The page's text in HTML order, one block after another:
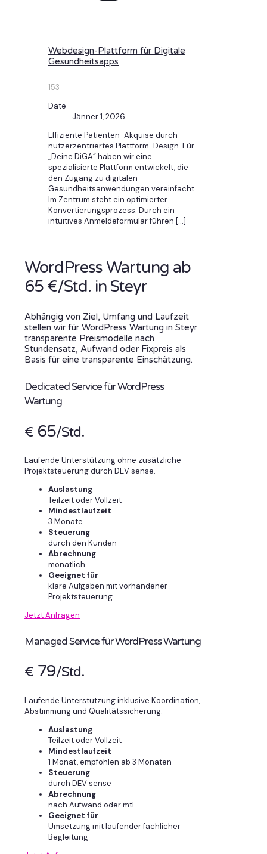
Webdesign-Plattform für Digitale
Gesundheitsapps
153
Date
Jänner 1, 2026
Effiziente Patienten-Akquise durch
nutzerzentriertes Plattform-Design. Für
„Deine DiGA“ haben wir eine
spezialisierte Plattform entwickelt, die
den Zugang zu digitalen
Gesundheitsanwendungen vereinfacht.
Im Zentrum steht ein optimierter
Konvertierungsprozess: Durch ein
intuitives Anmeldeformular führen […]
WordPress Wartung ab
65 €/Std. in Steyr
Abhängig von Ziel, Umfang und Laufzeit
stellen wir für WordPress Wartung in Steyr
transparente Preismodelle nach
Stundensatz, Aufwand oder Fixpreis als
Basis für eine transparente Einschätzung.
Dedicated Service für WordPress
Wartung
€ 65/Std.
Laufende Unterstützung ohne zusätzliche
Projektsteuerung durch DEV sense.
Auslastung
Teilzeit oder Vollzeit
Mindestlaufzeit
3 Monate
Steuerung
durch den Kunden
Abrechnung
monatlich
Geeignet für
klare Aufgaben mit vorhandener
Projektsteuerung
Jetzt Anfragen
Managed Service für WordPress Wartung
€ 79/Std.
Laufende Unterstützung inklusive Koordination,
Abstimmung und Qualitätssicherung.
Auslastung
Teilzeit oder Vollzeit
Mindestlaufzeit
1 Monat, empfohlen ab 3 Monaten
Steuerung
durch DEV sense
Abrechnung
nach Aufwand oder mtl.
Geeignet für
Umsetzung mit laufender fachlicher
Begleitung